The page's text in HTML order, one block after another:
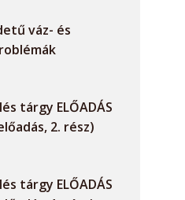
váz- és
tárgy ELŐADÁS
2. rész)
tárgy ELŐADÁS